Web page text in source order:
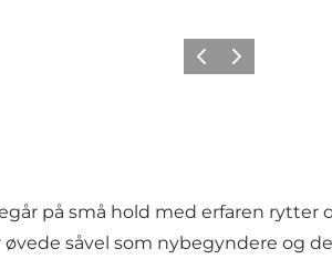
ForrigeNæste
på små hold med erfaren
såvel som nybegyndere og